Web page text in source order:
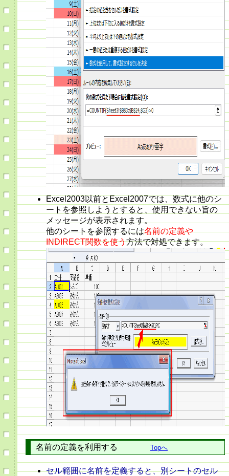
Excel2003以前とExcel2007では、数式に他のシ
ートを参照しようとすると、使用できない旨の
メッセージが表示されます。
他のシートを参照するには名前の定義や
INDIRECT関数を使う方法で対処できます。
名前の定義を利用する Topへ
セル範囲に名前を定義すると、別シートのセル